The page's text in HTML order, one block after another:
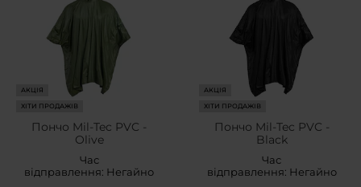
АКЦІЯ
ХІТИ ПРОДАЖІВ
Пончо Mil-Tec PVC -
Olive
Час
відправлення: Негайно
АКЦІЯ
ХІТИ ПРОДАЖІВ
Пончо Mil-Tec PVC -
Black
Час
відправлення: Негайно